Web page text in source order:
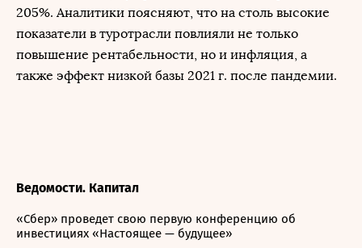
205%. Аналитики поясняют, что на столь высокие
показатели в туротрасли повлияли не только
повышение рентабельности, но и инфляция, а
также эффект низкой базы 2021 г. после пандемии.
Ведомости. Капитал
«Сбер» проведет свою первую конференцию об
инвестициях «Настоящее — будущее»